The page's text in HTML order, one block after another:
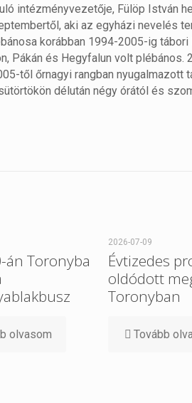
intézményvezetője, Fülöp István
aki az egyházi nevelés
korábban 1994-2005-ig
Pákán és Hegyfalun volt
től őrnagyi rangban
délután négy órától és
án Toronyba
olvasom
2026-07-09
Évtizedes
oldódott
Toronyban
Tovább